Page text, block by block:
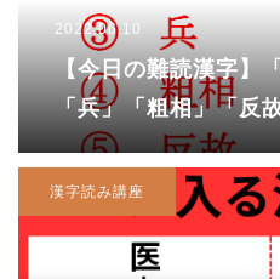
2022.06.10
【今日の難読漢字】
「兵」「粗相」「反
む？
漢字読み講座